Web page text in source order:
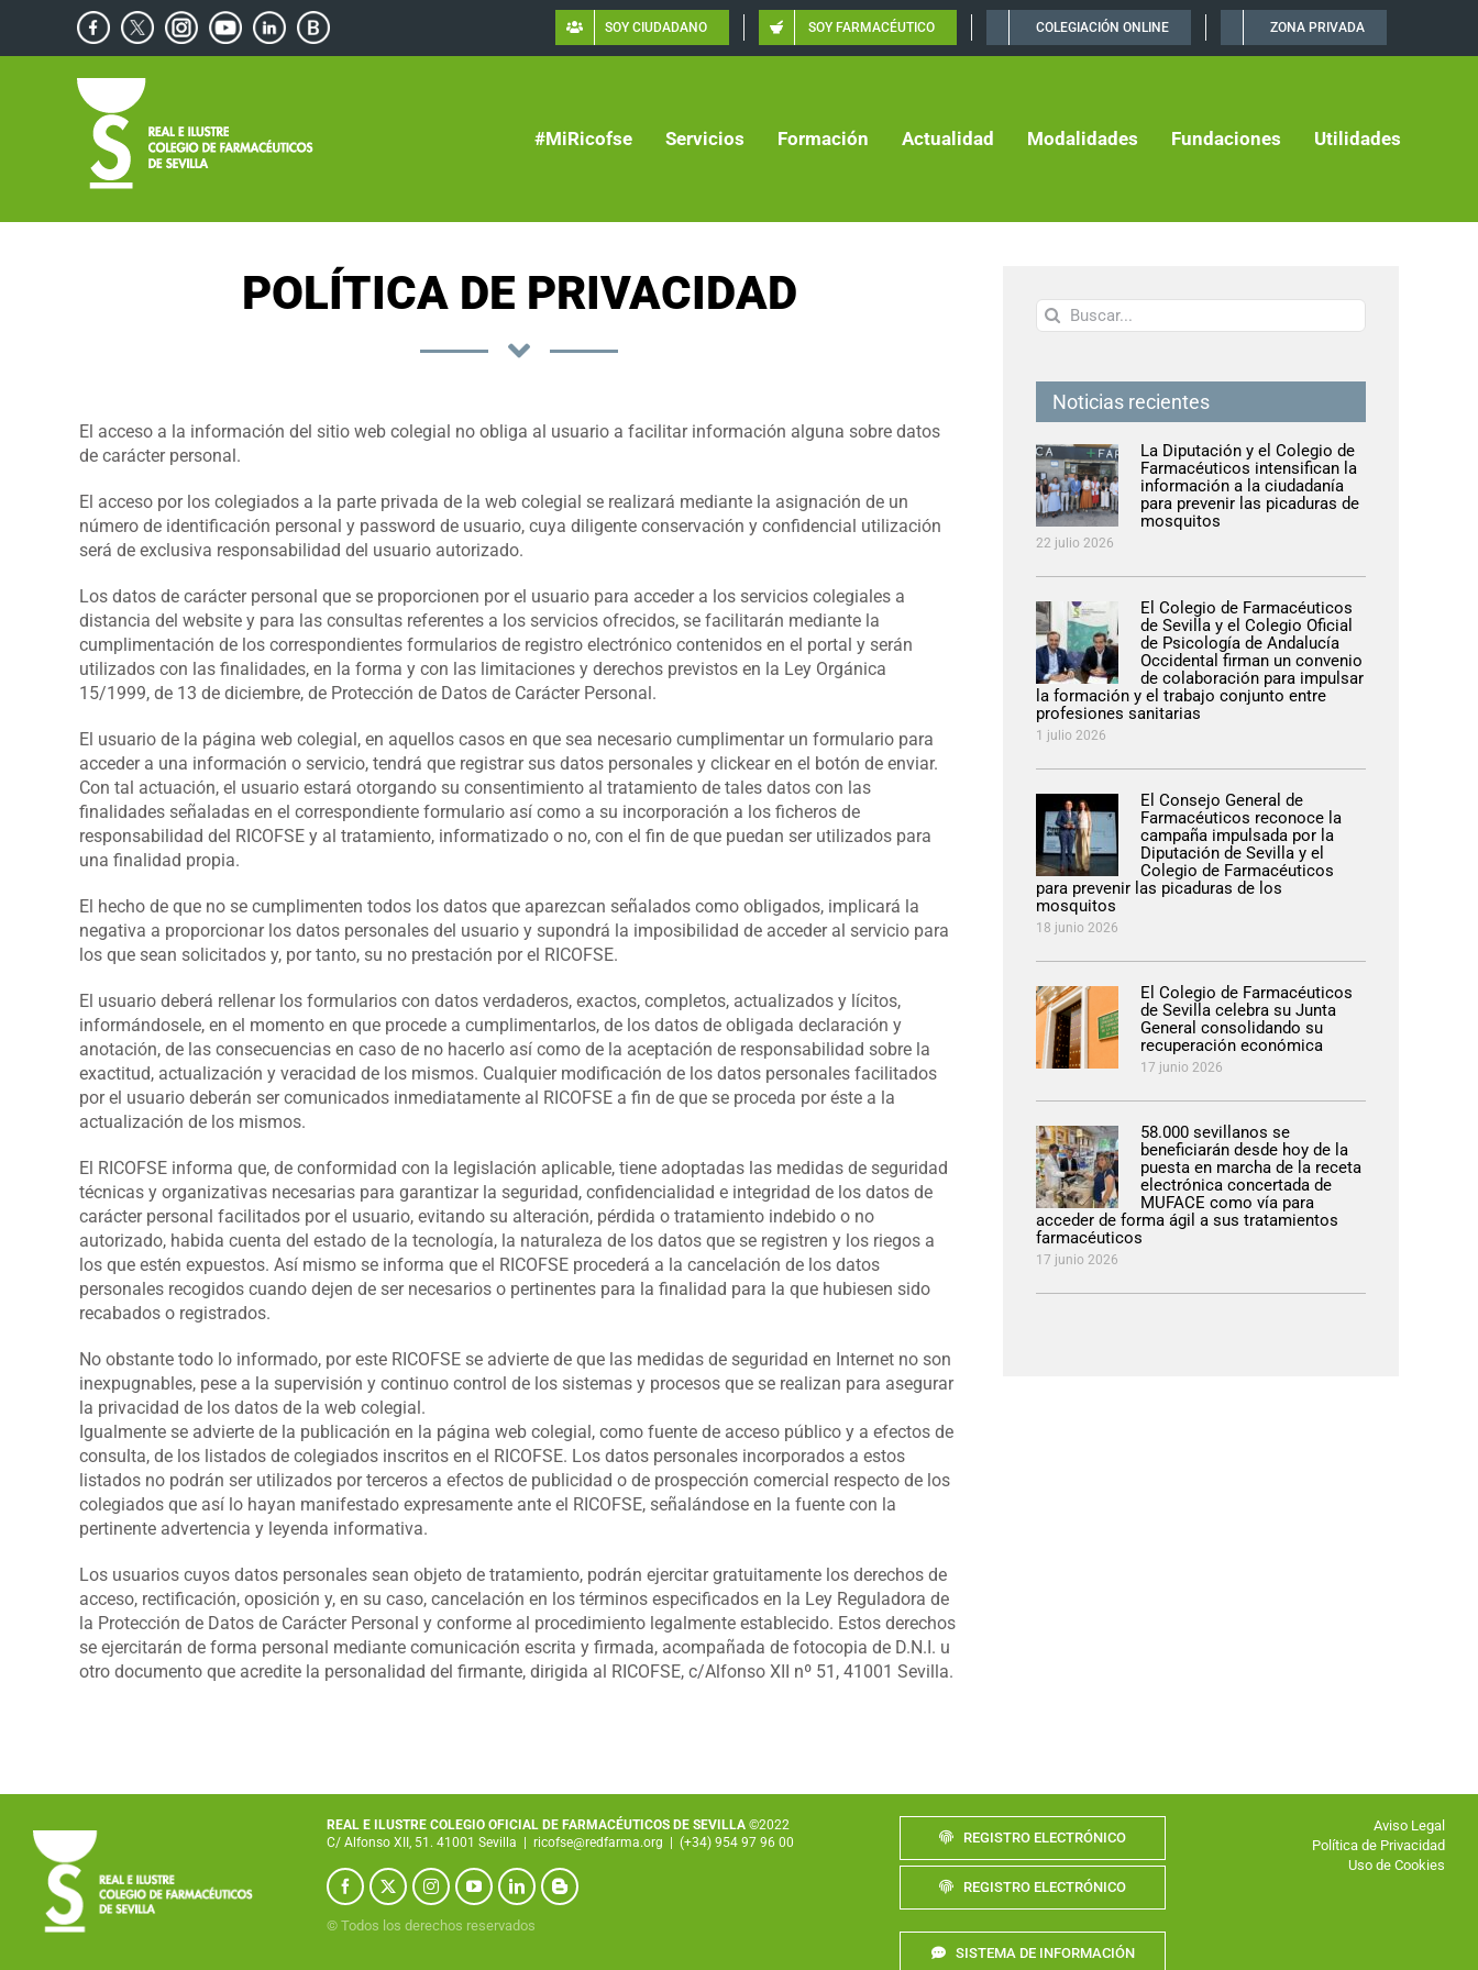
contenido
Facebook
X Instagram
YouTube
Linkedin
Blog
de
SOY CIUDADANO SOY FARMACÉUTICO COLEGIACIÓN ONLINE ZONA PRIVADA
#MiRicofse Servicios Formación Actualidad Modalidades Fundaciones Utilidades
POLÍTICA DE PRIVACIDAD
El acceso a la información del sitio web colegial no obliga al usuario a facilitar información alguna sobre datos
de carácter personal.
El acceso por los colegiados a la parte privada de la web colegial se realizará mediante la asignación de un
número de identificación personal y password de usuario, cuya diligente conservación y confidencial utilización
será de exclusiva responsabilidad del usuario autorizado.
Los datos de carácter personal que se proporcionen por el usuario para acceder a los servicios colegiales a
distancia del website y para las consultas referentes a los servicios ofrecidos, se facilitarán mediante la
cumplimentación de los correspondientes formularios de registro electrónico contenidos en el portal y serán
utilizados con las finalidades, en la forma y con las limitaciones y derechos previstos en la Ley Orgánica
15/1999, de 13 de diciembre, de Protección de Datos de Carácter Personal.
El usuario de la página web colegial, en aquellos casos en que sea necesario cumplimentar un formulario para
acceder a una información o servicio, tendrá que registrar sus datos personales y clickear en el botón de enviar.
Con tal actuación, el usuario estará otorgando su consentimiento al tratamiento de tales datos con las
finalidades señaladas en el correspondiente formulario así como a su incorporación a los ficheros de
responsabilidad del RICOFSE y al tratamiento, informatizado o no, con el fin de que puedan ser utilizados para
una finalidad propia.
El hecho de que no se cumplimenten todos los datos que aparezcan señalados como obligados, implicará la
negativa a proporcionar los datos personales del usuario y supondrá la imposibilidad de acceder al servicio para
los que sean solicitados y, por tanto, su no prestación por el RICOFSE.
El usuario deberá rellenar los formularios con datos verdaderos, exactos, completos, actualizados y lícitos,
informándosele, en el momento en que procede a cumplimentarlos, de los datos de obligada declaración y
anotación, de las consecuencias en caso de no hacerlo así como de la aceptación de responsabilidad sobre la
exactitud, actualización y veracidad de los mismos. Cualquier modificación de los datos personales facilitados
por el usuario deberán ser comunicados inmediatamente al RICOFSE a fin de que se proceda por éste a la
actualización de los mismos.
El RICOFSE informa que, de conformidad con la legislación aplicable, tiene adoptadas las medidas de seguridad
técnicas y organizativas necesarias para garantizar la seguridad, confidencialidad e integridad de los datos de
carácter personal facilitados por el usuario, evitando su alteración, pérdida o tratamiento indebido o no
autorizado, habida cuenta del estado de la tecnología, la naturaleza de los datos que se registren y los riegos a
los que estén expuestos. Así mismo se informa que el RICOFSE procederá a la cancelación de los datos
personales recogidos cuando dejen de ser necesarios o pertinentes para la finalidad para la que hubiesen sido
recabados o registrados.
No obstante todo lo informado, por este RICOFSE se advierte de que las medidas de seguridad en Internet no son
inexpugnables, pese a la supervisión y continuo control de los sistemas y procesos que se realizan para asegurar
la privacidad de los datos de la web colegial.
Igualmente se advierte de la publicación en la página web colegial, como fuente de acceso público y a efectos de
consulta, de los listados de colegiados inscritos en el RICOFSE. Los datos personales incorporados a estos
listados no podrán ser utilizados por terceros a efectos de publicidad o de prospección comercial respecto de los
colegiados que así lo hayan manifestado expresamente ante el RICOFSE, señalándose en la fuente con la
pertinente advertencia y leyenda informativa.
Los usuarios cuyos datos personales sean objeto de tratamiento, podrán ejercitar gratuitamente los derechos de
acceso, rectificación, oposición y, en su caso, cancelación en los términos especificados en la Ley Reguladora de
la Protección de Datos de Carácter Personal y conforme al procedimiento legalmente establecido. Estos derechos
se ejercitarán de forma personal mediante comunicación escrita y firmada, acompañada de fotocopia de D.N.I. u
otro documento que acredite la personalidad del firmante, dirigida al RICOFSE, c/Alfonso XII nº 51, 41001 Sevilla.
Buscar:
Noticias recientes
La Diputación y el Colegio de
Farmacéuticos intensifican la
información a la ciudadanía
para prevenir las picaduras de
mosquitos
22 julio 2026
El Colegio de Farmacéuticos
de Sevilla y el Colegio Oficial
de Psicología de Andalucía
Occidental firman un convenio
de colaboración para impulsar
la formación y el trabajo conjunto entre
profesiones sanitarias
1 julio 2026
El Consejo General de
Farmacéuticos reconoce la
campaña impulsada por la
Diputación de Sevilla y el
Colegio de Farmacéuticos
para prevenir las picaduras de los
mosquitos
18 junio 2026
El Colegio de Farmacéuticos
de Sevilla celebra su Junta
General consolidando su
recuperación económica
17 junio 2026
58.000 sevillanos se
beneficiarán desde hoy de la
puesta en marcha de la receta
electrónica concertada de
MUFACE como vía para
acceder de forma ágil a sus tratamientos
farmacéuticos
17 junio 2026
REAL E ILUSTRE COLEGIO OFICIAL DE FARMACÉUTICOS DE SEVILLA ©2022
C/ Alfonso XII, 51. 41001 Sevilla |ricofse@redfarma.org |(+34) 954 97 96 00
© Todos los derechos reservados
REGISTRO ELECTRÓNICO
REGISTRO ELECTRÓNICO
SISTEMA DE INFORMACIÓN
Aviso Legal
Política de Privacidad
Uso de Cookies